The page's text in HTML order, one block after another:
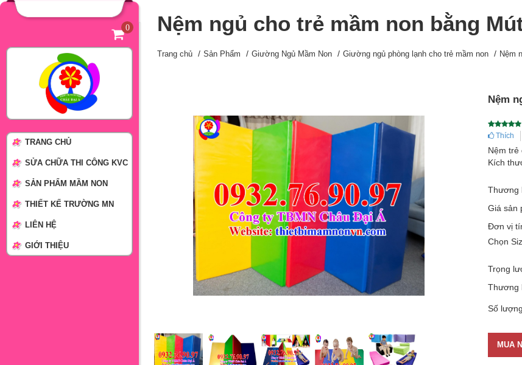
0
TRANG CHỦ
SỬA CHỮA THI CÔNG KVC
SẢN PHẨM MẦM NON
THIẾT KẾ TRƯỜNG MN
LIÊN HỆ
GIỚI THIỆU
Nệm ngủ cho trẻ mầm non bằng
Trang chủ Sản Phẩm Giường Ngủ Mầm Non Giường ngủ phòng lạnh cho trẻ mầm non Nệm
Nệm
Thích
Nệm trẻ
Kích
Thương
Giá sản
Đơn vị
Chọn
Trọng
Thương
Số
MUA